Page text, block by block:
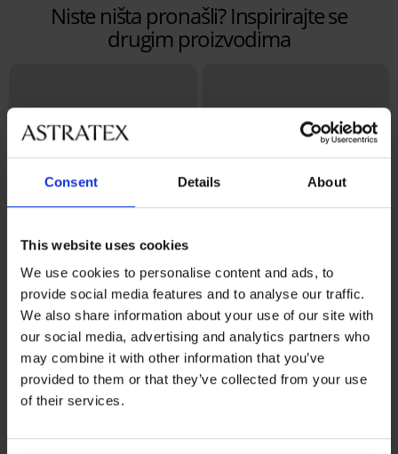
Consent Details About
This website uses cookies
We use cookies to personalise content and ads, to
provide social media features and to analyse our traffic.
We also share information about your use of our site with
our social media, advertising and analytics partners who
may combine it with other information that you’ve
provided to them or that they’ve collected from your use
of their services.
Niste ništa pronašli? Inspirirajte se
drugim proizvodima
-25% ALL25
5
Grudnjak Violeta podstavljeni
zaglađujući
31,49 € kod: ALL25
Bestseller
49,99 €